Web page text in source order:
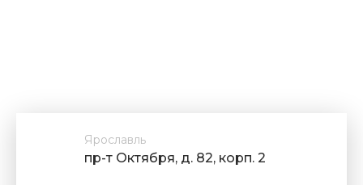
Ярославль
пр-т Октября, д. 82, корп. 2